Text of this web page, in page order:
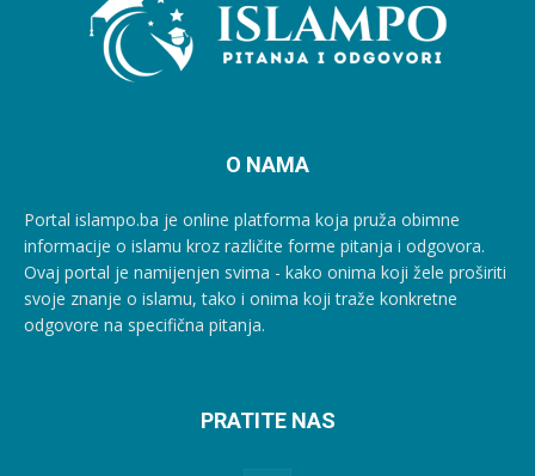
O NAMA
Portal islampo.ba je online platforma koja pruža obimne
informacije o islamu kroz različite forme pitanja i odgovora.
Ovaj portal je namijenjen svima - kako onima koji žele proširiti
svoje znanje o islamu, tako i onima koji traže konkretne
odgovore na specifična pitanja.
PRATITE NAS